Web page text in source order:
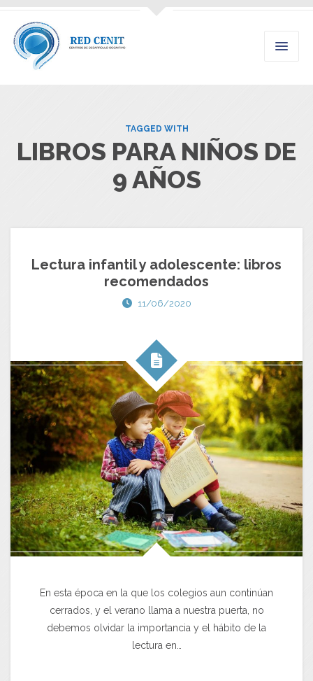
TAGGED WITH
LIBROS PARA NIÑOS DE
9 AÑOS
Lectura infantil y adolescente: libros
recomendados
11/06/2020
En esta época en la que los colegios aun continúan
cerrados, y el verano llama a nuestra puerta, no
debemos olvidar la importancia y el hábito de la
lectura en…